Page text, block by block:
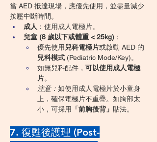
當 AED 抵達現場，應優先使用，並盡量減少
按壓中斷時間。
成人 ：使用成人電極片。
兒童 (8 歲以下或體重 < 25kg) ：
優先使用 兒科電極片或啟動 AED 的
兒科模式 (Pediatric Mode/Key)。
如無兒科配件， 可以使用成人電極
片。
注意： 如使用成人電極片於小童身
上，確保電極片不重疊。如胸部太
小，可採用
「前胸後背」 貼法。
7. 復甦後護理 (Post-